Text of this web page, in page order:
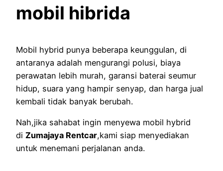
mobil hibrida
Mobil hybrid punya beberapa keunggulan, di
antaranya adalah mengurangi polusi, biaya
perawatan lebih murah, garansi baterai seumur
hidup, suara yang hampir senyap, dan harga jual
kembali tidak banyak berubah.
Nah,jika sahabat ingin menyewa mobil hybrid
di Zumajaya Rentcar,kami siap menyediakan
untuk menemani perjalanan anda.